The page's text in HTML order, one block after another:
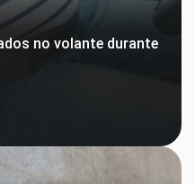
no volante durante